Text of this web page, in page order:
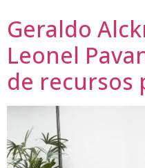
Geraldo
Leonel
de recursos